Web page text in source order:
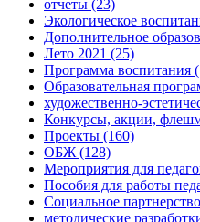
отчеты (23)
Экологическое
Дополнительное
Лето 2021 (25)
Программа воспитания
Образовательная
художественно-
Конкурсы, акции,
Проекты (160)
ОБЖ (128)
Мероприятия для
Пособия для работы
Социальное партнерство
методические